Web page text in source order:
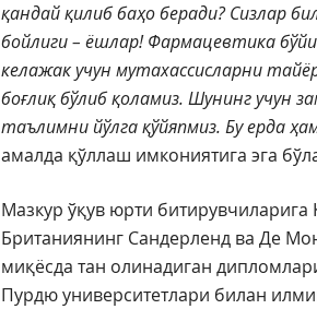
қандай қилиб баҳо беради? Сизлар
бойлиги – ёшлар! Фармацевтика
келажак учун мутахассисларни
боғлиқ бўлиб қоламиз. Шунинг учун
таълимни йўлга қўйяпмиз. Бу ерда
амалда қўллаш имкониятига эга
Мазкур ўқув юрти
Британиянинг Сандерленд ва Де
миқёсда тан олинадиган
Пурдю университетлари билан